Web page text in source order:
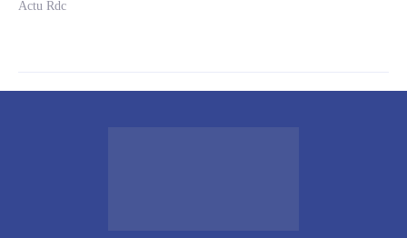
Actu Rdc